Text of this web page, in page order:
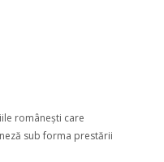
româneşti care
sub forma prestării